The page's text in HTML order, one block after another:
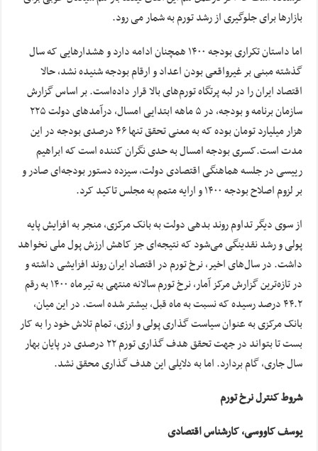
بازارها برای جلوگیری از رشد تورم به شمار می رود.
اما داستان تکراری بودجه ۱۴۰۰ همچنان ادامه دارد و هشدارهایی که سال
گذشته مبنی بر غیرواقعی بودن اعداد و ارقام بودجه شنیده نشد، حالا
اقتصاد ایران را در لبه پرتگاه تورم‌های بالا قرار داده‌است. بر اساس گزارش
سازمان برنامه و بودجه، در ۵ ماهه ابتدایی امسال، درآمدهای دولت ۲۲۵
هزار میلیارد تومان بوده که به معنی تحقق تنها ۴۶ درصدی بودجه در این
مدت است.کسری بودجه امسال به حدی نگران کننده است که ابراهیم
رییسی در جلسه هماهنگی اقتصادی دولت، سیزده دستور بودجه‌ای صادر و
بر لزوم اصلاح بودجه ۱۴۰۰ و ارایه متمم به مجلس تاکید کرد.
از سوی دیگر تداوم روند بدهی دولت به بانک مرکزی، منجر به افزایش پایه
پولی و رشد نقدینگی می‌شود که نتیجه‌ای جز کاهش ارزش پول ملی نخواهد
داشت. در سال‌های اخیر، نرخ تورم در اقتصاد ایران روند افزایشی داشته و
در تازه‌ترین گزارش مرکز آمار، نرخ تورم سالانه منتهی به تیرماه ۱۴۰۰ به رقم
۴۴.۲ درصد رسیده که نسبت به ماه قبل، بیشتر شده است. در این میان،
بانک مرکزی به عنوان سیاست گذاری پولی و ارزی، تمام تلاش خود را به کار
بست تا بتواند در جهت تحقق هدف گذاری تورم ۲۲ درصدی در پایان بهار
سال جاری، گام بردارد. اما به دلایلی این هدف گذاری محقق نشد.
شروط کنترل نرخ تورم
یوسف کاووسی، کارشناس اقتصادی